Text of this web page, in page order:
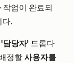
작업이 완료되
다.
'담당자' 드롭다
정할 사용자를